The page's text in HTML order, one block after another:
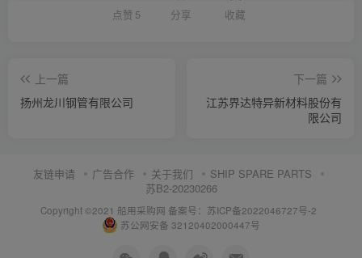
点赞 5 分享 收藏
上一篇
扬州龙川钢管有限公司
下一篇
江苏界达特异新材料股份有
限公司
友链申请 广告合作 关于我们
SHIP SPARE PARTS
苏B2-20230266
Copyright ©2021 船用采购网 备案号：苏ICP备2022046727号-2
苏公网安备 32120402000447号